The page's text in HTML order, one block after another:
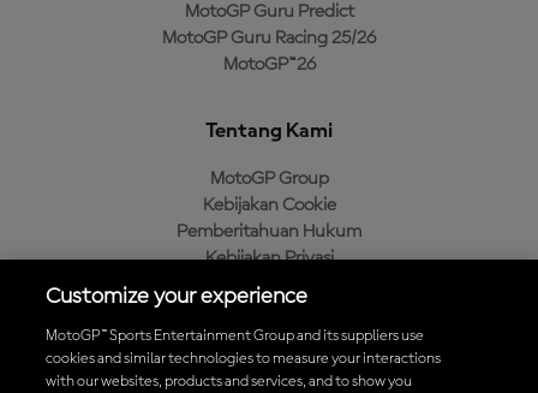
MotoGP Guru Predict
MotoGP Guru Racing 25/26
MotoGP™26
Tentang Kami
MotoGP Group
Kebijakan Cookie
Pemberitahuan Hukum
Kebijakan Privasi
Kebijakan Pembelian
Unduh Aplikasi Resmi MotoGP™
Customize your experience
MotoGP™ Sports Entertainment Group and its suppliers use
cookies and similar technologies to measure your interactions
with our websites, products and services, and to show you